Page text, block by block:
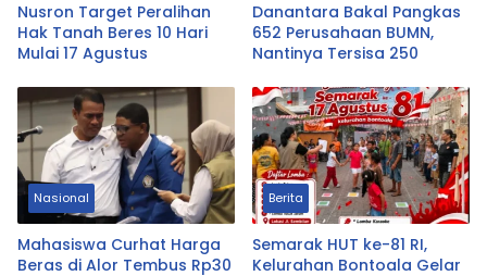
Nusron Target Peralihan
Hak Tanah Beres 10 Hari
Mulai 17 Agustus
Danantara Bakal Pangkas
652 Perusahaan BUMN,
Nantinya Tersisa 250
Nasional
Mahasiswa Curhat Harga
Beras di Alor Tembus Rp30
Berita
Semarak HUT ke-81 RI,
Kelurahan Bontoala Gelar